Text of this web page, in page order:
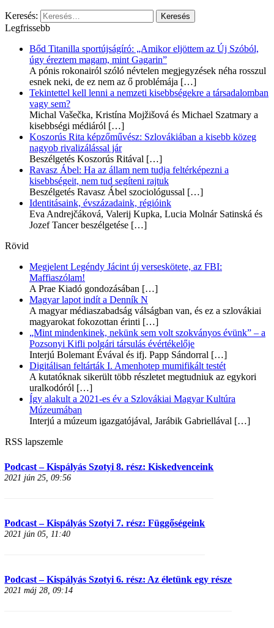
Keresés:
Legfrissebb
Bőd Titanilla sportújságíró: „Amikor eljöttem az Új Szóból,
úgy éreztem magam, mint Gagarin”
A pónis rokonairól szóló névtelen megjegyzések néha rosszul
esnek neki, de ez nem az ő problémája […]
Tekintettel kell lenni a nemzeti kisebbségekre a társadalomban
vagy sem?
Michal Vašečka, Kristína Mojžišová és Michael Szatmary a
kisebbségi médiáról […]
Koszorús Rita képzőművész: Szlovákiában a kisebb közeg
nagyob rivalizálással jár
Beszélgetés Koszorús Ritával […]
Ravasz Ábel: Ha az állam nem tudja feltérképezni a
kisebbségeit, nem tud segíteni rajtuk
Beszélgetés Ravasz Ábel szociológussal […]
Identitásaink, évszázadaink, régióink
Eva Andrejčáková, Valerij Kupka, Lucia Molnár Satinská és
Jozef Tancer beszélgetése […]
Rövid
Megjelent Legéndy Jácint új verseskötete, az FBI:
Maffiaszólam!
A Prae Kiadó gondozásában […]
Magyar lapot indít a Denník N
A magyar médiaszabadság válságban van, és ez a szlovákiai
magyarokat fokozottan érinti […]
„Mint mindenkinek, nekünk sem volt szokványos évünk” – a
Pozsonyi Kifli polgári társulás évértékelője
Interjú Bolemant Évával és ifj. Papp Sándorral […]
Digitálisan feltárták I. Amenhotep mumifikált testét
A kutatóknak sikerült több részletet megtudniuk az egykori
uralkodóról […]
Így alakult a 2021-es év a Szlovákiai Magyar Kultúra
Múzeumában
Interjú a múzeum igazgatójával, Jarábik Gabriellával […]
RSS lapszemle
Podcast – Kispályás Szotyi 8. rész: Kiskedvenceink
2021 jún 25, 09:56
Podcast – Kispályás Szotyi 7. rész: Függőségeink
2021 jún 05, 11:40
Podcast – Kispályás Szotyi 6. rész: Az életünk egy része
2021 máj 28, 09:14